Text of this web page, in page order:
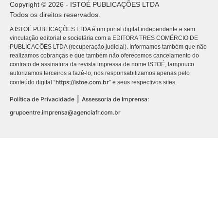
Copyright © 2026 - ISTOÉ PUBLICAÇÕES LTDA
Todos os direitos reservados.
A ISTOÉ PUBLICAÇÕES LTDA é um portal digital independente e sem
vinculação editorial e societária com a EDITORA TRES COMÉRCIO DE
PUBLICACÕES LTDA (recuperação judicial). Informamos também que não
realizamos cobranças e que também não oferecemos cancelamento do
contrato de assinatura da revista impressa de nome ISTOÉ, tampouco
autorizamos terceiros a fazê-lo, nos responsabilizamos apenas pelo
conteúdo digital “https://istoe.com.br” e seus respectivos sites.
Política de Privacidade
Assessoria de Imprensa:
grupoentre.imprensa@agenciafr.com.br